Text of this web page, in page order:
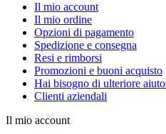
Il mio account
Il mio ordine
Opzioni di pagamento
Spedizione e consegna
Resi e rimborsi
Promozioni e buoni acquisto
Hai bisogno di ulteriore
Clienti aziendali
Il mio account